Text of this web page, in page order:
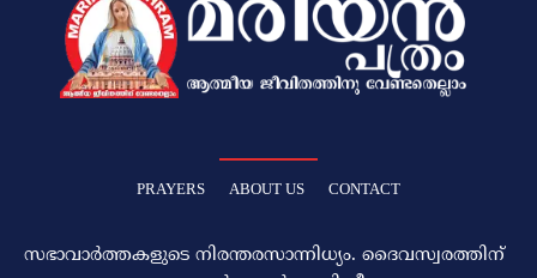
PRAYERS ABOUT US CONTACT
സഭാവാര്‍ത്തകളുടെ നിരന്തരസാന്നിധ്യം. ദൈവസ്വരത്തിന്‌